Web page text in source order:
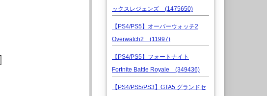
ックスレジェンズ (1475650)
【PS4/PS5】オーバーウォッチ2
Overwatch2 (11997)
【PS4/PS5】フォートナイト
Fortnite Battle Royale (349436)
【PS4/PS5/PS3】GTA5 グランドセ